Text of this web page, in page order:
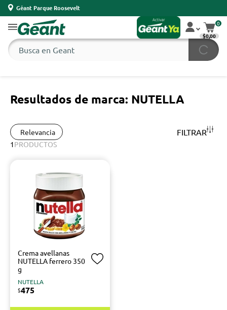
Géant Parque Roosevelt
0
$0,00
Resultados de marca: NUTELLA
Relevancia FILTRAR
1PRODUCTOS
Crema avellanas
NUTELLA ferrero 350
g
NUTELLA
$475